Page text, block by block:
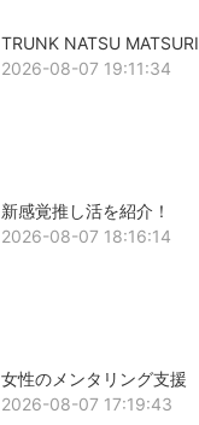
TRUNK NATSU MATSURI
2026-08-07 19:11:34
新感覚推し活を紹介！
2026-08-07 18:16:14
女性のメンタリング支援
2026-08-07 17:19:43